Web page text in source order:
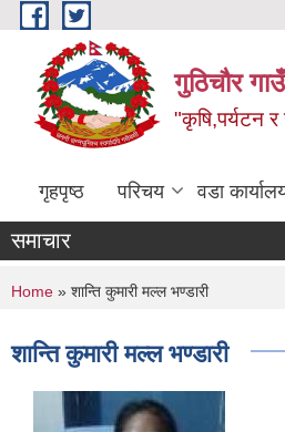
Skip to main content
गुठिचौर
"कृषि,पर्यटन र
गृहपृष्ठ परिचय वडा
समाचार
You are here
Home » शान्ति कुमारी मल्ल भण्डारी
शान्ति कुमारी मल्ल भण्डारी